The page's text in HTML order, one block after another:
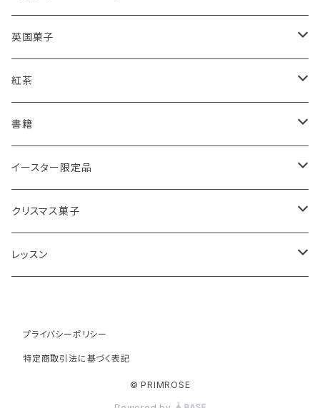
レモンドリズルケーキ
オーガニックラベンダー
ルバーブ
アールグレイ
いちご
プレーンスコーン
スコーンギフト
スコーンと紅茶のギフト
アールグレイティースコーン
チーズスコーン
オーガニックラベンダー
抹茶と小豆
栗のスコーン
苺ミルク
英国菓子
レモンドリズルケーキ
バナナブレッド
ウエリッシュケーキ
ヴィクトリアサンドイッチケーキ
オレンジとポピーシードのケーキ
シードケーキ
紅茶
アールグレイ
リーフ
ティーバッグ
セイロンティー
ディンブラ
ウバ
ルフナ
紅茶ギフト
紅茶・お菓子ギフト
薔薇の紅茶
イングリッシュブレックファースト
書籍
インテリア
紅茶缶
本
テーブル雑貨・器
イースター限定品
ビスケット・クッキー
アイシングクッキー
クリスマス菓子
ミンスパイ
ジンジャーブレッドマン
レッスン
オンラインレッスン
プライバシーポリシー
特定商取引法に基づく表記
© PRIMROSE